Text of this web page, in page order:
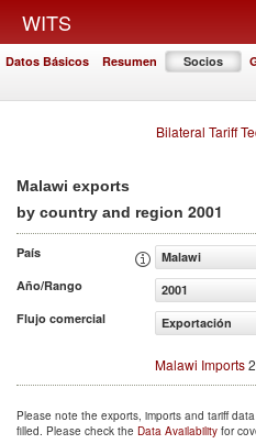
WITS
Datos Básicos Resumen Socios
Bilateral Tariff
Malawi exports
by country and region 2001
País
Malawi
Año/Rango
2001
Flujo comercial
Exportación
Malawi Imports
Please note the exports, imports and tariff
filled. Please check the Data Availability for